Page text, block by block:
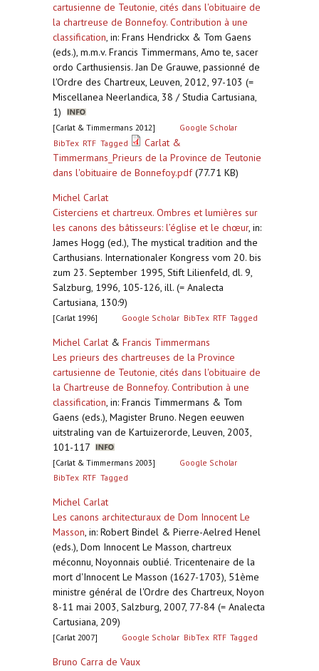
cartusienne de Teutonie, cités dans l'obituaire de
la chartreuse de Bonnefoy. Contribution à une
classification, in: Frans Hendrickx & Tom Gaens
(eds.), m.m.v. Francis Timmermans, Amo te, sacer
ordo Carthusiensis. Jan De Grauwe, passionné de
l'Ordre des Chartreux, Leuven, 2012, 97-103 (=
Miscellanea Neerlandica, 38 / Studia Cartusiana,
1)
[Carlat & Timmermans 2012]
Google Scholar
BibTex RTF Tagged
Carlat &
Timmermans_Prieurs de la Province de Teutonie
dans l'obituaire de Bonnefoy.pdf(77.71 KB)
Michel Carlat
Cisterciens et chartreux. Ombres et lumières sur
les canons des bâtisseurs: l’église et le chœur, in:
James Hogg (ed.), The mystical tradition and the
Carthusians. Internationaler Kongress vom 20. bis
zum 23. September 1995, Stift Lilienfeld, dl. 9,
Salzburg, 1996, 105-126, ill. (= Analecta
Cartusiana, 130:9)
[Carlat 1996] Google Scholar BibTex RTF Tagged
Michel Carlat & Francis Timmermans
Les prieurs des chartreuses de la Province
cartusienne de Teutonie, cités dans l'obituaire de
la Chartreuse de Bonnefoy. Contribution à une
classification, in: Francis Timmermans & Tom
Gaens (eds.), Magister Bruno. Negen eeuwen
uitstraling van de Kartuizerorde, Leuven, 2003,
101-117
[Carlat & Timmermans 2003]
Google Scholar
BibTex RTF Tagged
Michel Carlat
Les canons architecturaux de Dom Innocent Le
Masson, in: Robert Bindel & Pierre-Aelred Henel
(eds.), Dom Innocent Le Masson, chartreux
méconnu, Noyonnais oublié. Tricentenaire de la
mort d'Innocent Le Masson (1627-1703), 51ème
ministre général de l'Ordre des Chartreux, Noyon
8-11 mai 2003, Salzburg, 2007, 77-84 (= Analecta
Cartusiana, 209)
[Carlat 2007] Google Scholar BibTex RTF Tagged
Bruno Carra de Vaux